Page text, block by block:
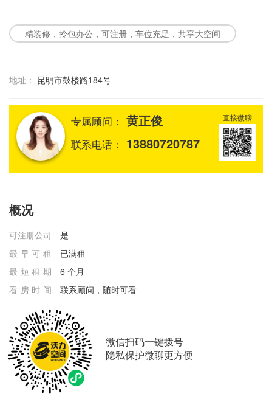
精装修，拎包办公，可注册，车位充足，共享大空间
地址： 昆明市鼓楼路184号
专属顾问： 黄正俊
联系电话： 13880720787
直接微聊
概况
可注册公司
是
最早可租
已满租
最短租期
6 个月
看房时间
联系顾问，随时可看
微信扫码一键拨号
隐私保护微聊更方便